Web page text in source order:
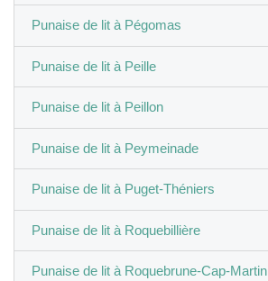
Punaise de lit à Pégomas
Punaise de lit à Peille
Punaise de lit à Peillon
Punaise de lit à Peymeinade
Punaise de lit à Puget-Théniers
Punaise de lit à Roquebillière
Punaise de lit à Roquebrune-Cap-Martin